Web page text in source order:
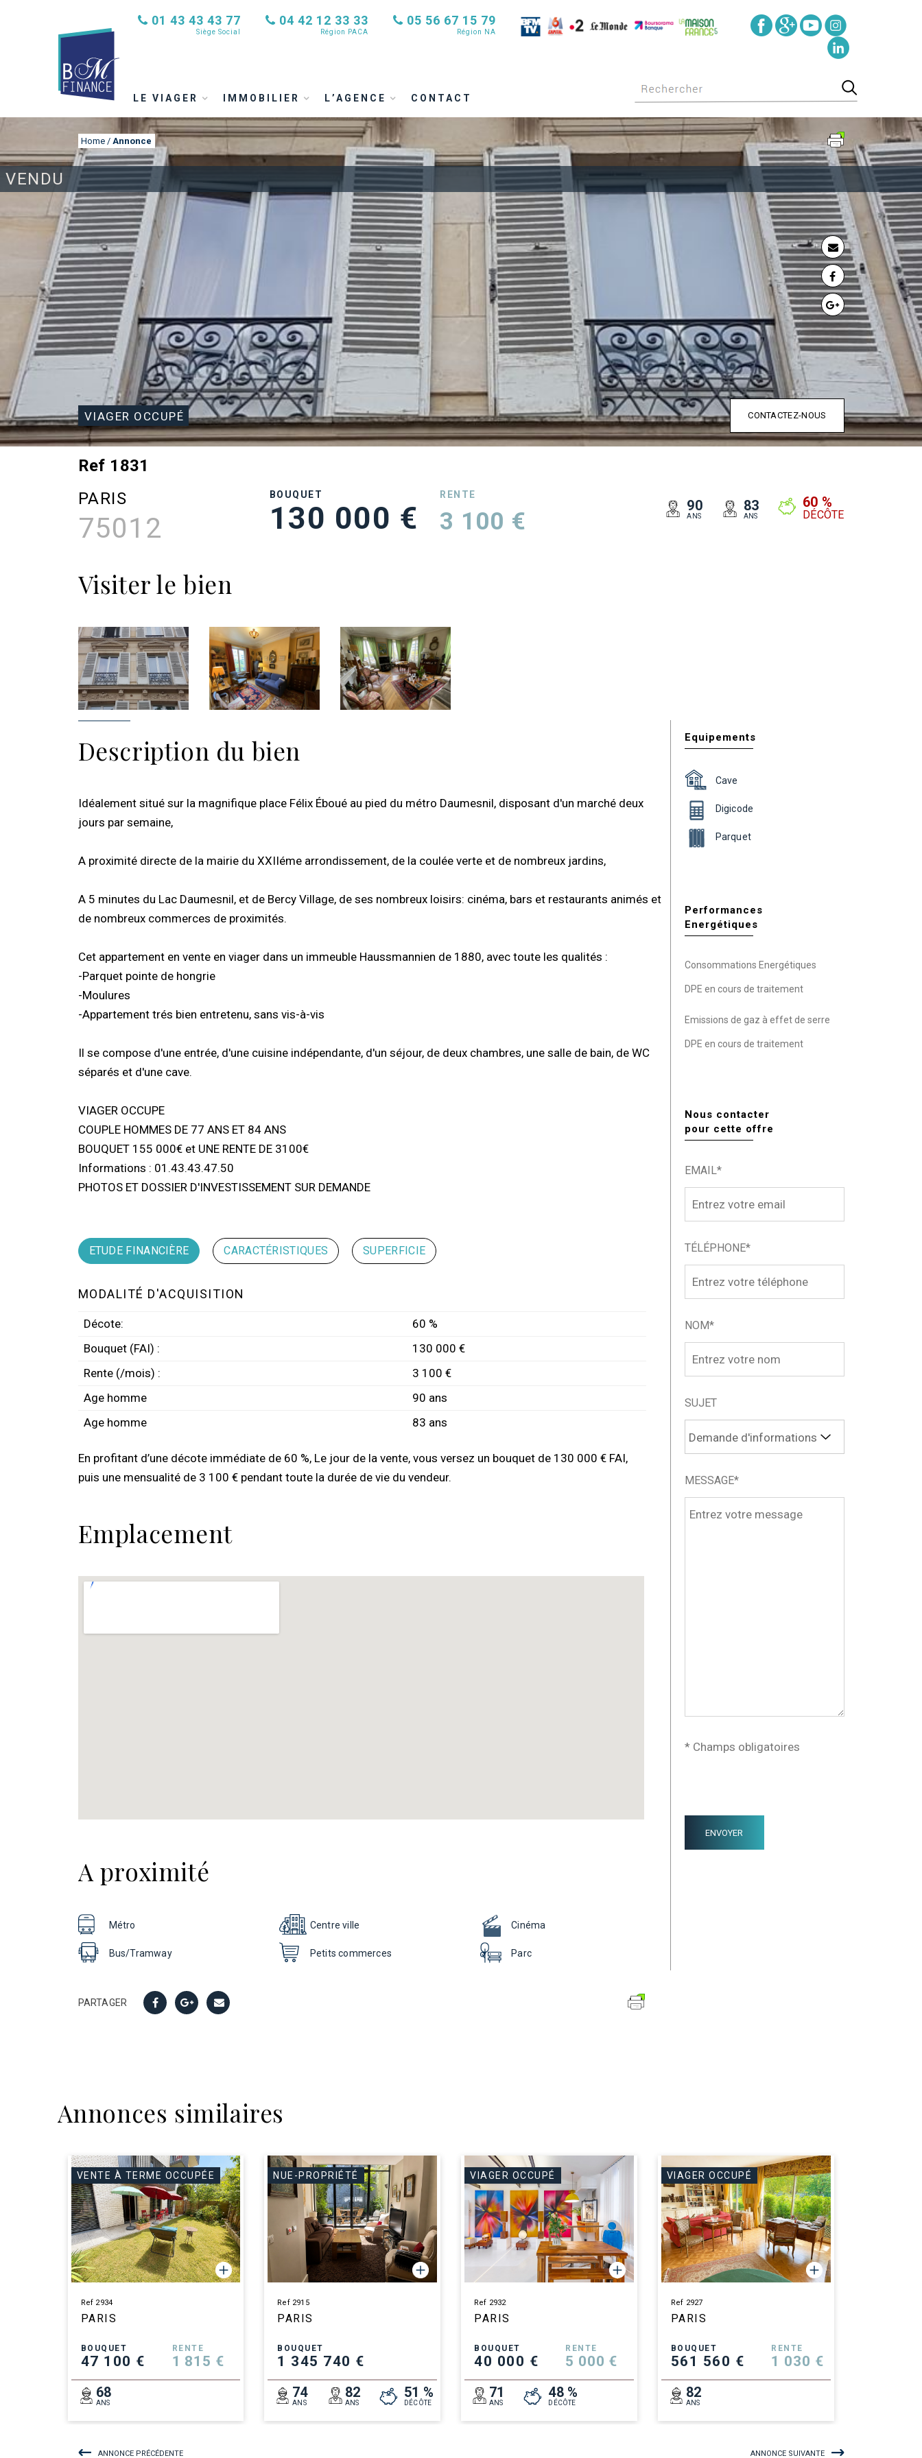
01 43 43 43 77
Siège Social
04 42 12 33 33
Région PACA
05 56 67 15 79
Région NA
LE VIAGER IMMOBILIER L’AGENCE CONTACT
VENDU
Home / Annonce
ANNONCE
VIAGER OCCUPÉ CONTACTEZ-NOUS
Ref 1831
PARIS
75012
BOUQUET
130 000 €
RENTE
3 100 €
90
ANS
83
ANS
60 %
DÉCÔTE
Visiter le bien
Description du bien
Idéalement situé sur la magnifique place Félix Éboué au pied du métro Daumesnil, disposant d'un marché deux
jours par semaine,
A proximité directe de la mairie du XXIIéme arrondissement, de la coulée verte et de nombreux jardins,
A 5 minutes du Lac Daumesnil, et de Bercy Village, de ses nombreux loisirs: cinéma, bars et restaurants animés et
de nombreux commerces de proximités.
Cet appartement en vente en viager dans un immeuble Haussmannien de 1880, avec toute les qualités :
-Parquet pointe de hongrie
-Moulures
-Appartement trés bien entretenu, sans vis-à-vis
Il se compose d'une entrée, d'une cuisine indépendante, d'un séjour, de deux chambres, une salle de bain, de WC
séparés et d'une cave.
VIAGER OCCUPE
COUPLE HOMMES DE 77 ANS ET 84 ANS
BOUQUET 155 000€ et UNE RENTE DE 3100€
Informations : 01.43.43.47.50
PHOTOS ET DOSSIER D'INVESTISSEMENT SUR DEMANDE
ETUDE FINANCIÈRE CARACTÉRISTIQUES SUPERFICIE
MODALITÉ D'ACQUISITION
Décote:
60 %
Bouquet (FAI) :
130 000 €
Rente (/mois) :
3 100 €
Age homme
90 ans
Age homme
83 ans
En profitant d’une décote immédiate de 60 %, Le jour de la vente, vous versez un bouquet de 130 000 € FAI,
puis une mensualité de 3 100 € pendant toute la durée de vie du vendeur.
Emplacement
A proximité
Métro
Bus/Tramway
Centre ville
Petits commerces
Cinéma
Parc
Equipements
Cave
Digicode
Parquet
Performances
Energétiques
Consommations Energétiques
DPE en cours de traitement
Emissions de gaz à effet de serre
DPE en cours de traitement
Nous contacter
pour cette offre
EMAIL*
TÉLÉPHONE*
NOM*
SUJET
MESSAGE*
* Champs obligatoires
PARTAGER
Annonces similaires
VENTE À TERME OCCUPÉE
Ref 2934
PARIS
BOUQUET
47 100 €
RENTE
1 815 €
68
ANS
NUE-PROPRIÉTÉ
Ref 2915
PARIS
BOUQUET
1 345 740 €
74
ANS
82
ANS
51 %
DÉCÔTE
VIAGER OCCUPÉ
Ref 2932
PARIS
BOUQUET
40 000 €
RENTE
5 000 €
71
ANS
48 %
DÉCÔTE
VIAGER OCCUPÉ
Ref 2927
PARIS
BOUQUET
561 560 €
RENTE
1 030 €
82
ANS
ANNONCE PRÉCÉDENTE ANNONCE SUIVANTE